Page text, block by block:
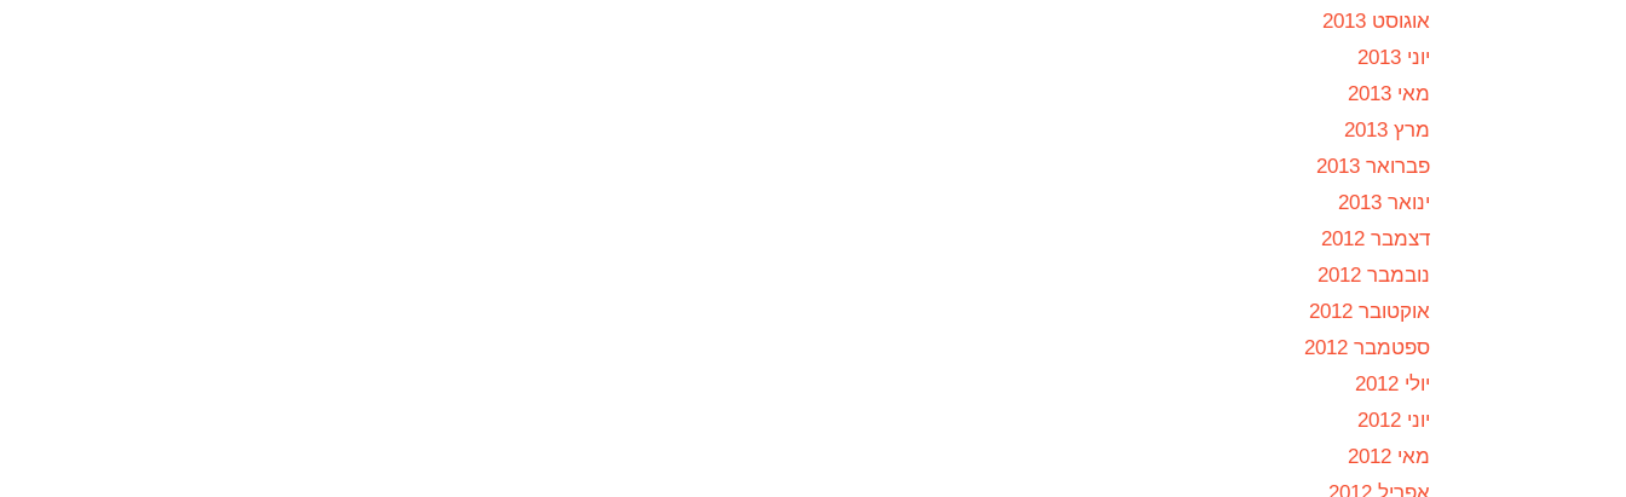
אוגוסט 2013
יוני 2013
מאי 2013
מרץ 2013
פברואר 2013
ינואר 2013
דצמבר 2012
נובמבר 2012
אוקטובר 2012
ספטמבר 2012
יולי 2012
יוני 2012
מאי 2012